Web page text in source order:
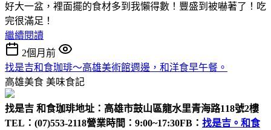
好大一盆，裡面擺的食材多到我懶得數！豐盛到被嚇著了！吃
完很滿足！
繼續閱讀
2個月前
找是吉和食珈琲～高雄美術館週邊，和洋食早午餐。
高雄美食 美味食記
找是吉 和食珈琲地址：高雄市鼓山區龍水里青海路118號2樓
TEL：(07)553-2118營業時間：9:00~17:30FB： 找是吉。和食